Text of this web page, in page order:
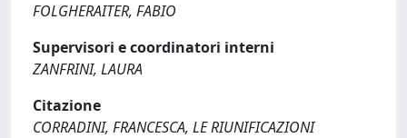
FOLGHERAITER, FABIO
Supervisori e coordinatori interni
ZANFRINI, LAURA
Citazione
CORRADINI, FRANCESCA, LE RIUNIFICAZIONI